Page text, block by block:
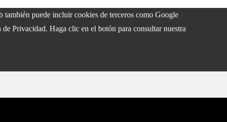
puede incluir cookies de terceros como Google
Privacidad. Haga clic en el botón para consultar nuestra